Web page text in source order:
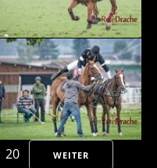
20 WEITER